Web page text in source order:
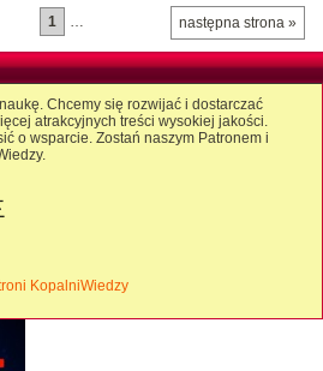
następna strona »
1 …
Chcemy się rozwijać i dostarczać
atrakcyjnych treści wysokiej jakości.
o wsparcie. Zostań naszym Patronem i
KopalniWiedzy